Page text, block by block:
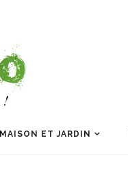
MAISON ET JARDIN